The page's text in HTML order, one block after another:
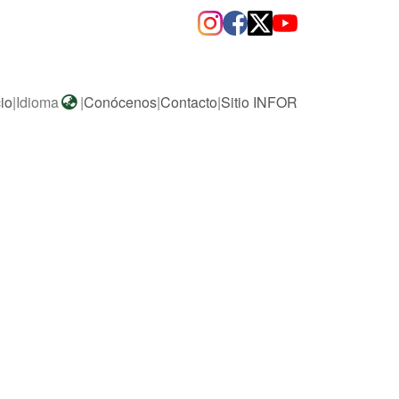
|Idioma |Conócenos|Contacto|Sitio INFOR